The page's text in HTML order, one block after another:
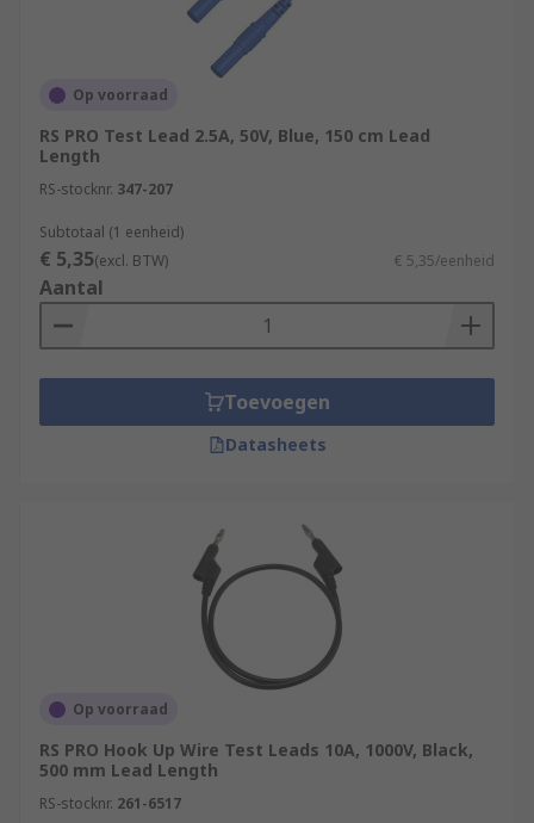
Op voorraad
RS PRO Test Lead 2.5A, 50V, Blue, 150 cm Lead
Length
RS-stocknr. 347-207
Subtotaal (1 eenheid)
€ 5,35(excl. BTW) € 5,35/eenheid
Aantal
Toevoegen
Datasheets
Op voorraad
RS PRO Hook Up Wire Test Leads 10A, 1000V, Black,
500 mm Lead Length
RS-stocknr. 261-6517